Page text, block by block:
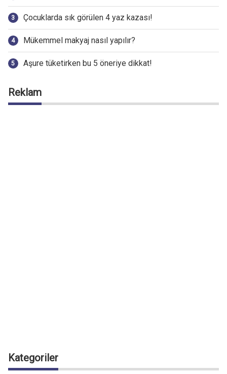
Çocuklarda sık görülen 4 yaz kazası!
Mükemmel makyaj nasıl yapılır?
Aşure tüketirken bu 5 öneriye dikkat!
Reklam
Kategoriler